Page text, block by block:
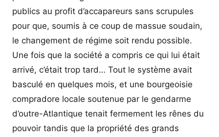
publics au profit d’accapareurs sans scrupules
pour que, soumis à ce coup de massue soudain,
le changement de régime soit rendu possible.
Une fois que la société a compris ce qui lui était
arrivé, c’était trop tard… Tout le système avait
basculé en quelques mois, et une bourgeoisie
compradore locale soutenue par le gendarme
d’outre-Atlantique tenait fermement les rênes du
pouvoir tandis que la propriété des grands